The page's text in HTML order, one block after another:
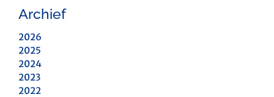
Archief
2026
2025
2024
2023
2022